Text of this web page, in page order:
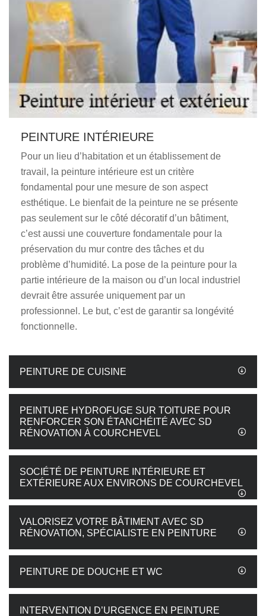
PEINTURE INTÉRIEURE
Pour un lieu d’habitation et un établissement de
travail, la peinture intérieure est un critère
fondamental pour une mesure de son aspect
esthétique. Le bienfait de la peinture ne se présente
pas seulement sur le côté décoratif d’un bâtiment,
c’est aussi une couverture fondamentale pour la
préservation du mur contre des tâches et du
problème d’humidité. La pose de la peinture pour la
partie intérieure de la maison ou d’un local industriel
devrait être assurée uniquement par un
professionnel. Le but, c’est de garantir sa longévité
fonctionnelle.
PEINTURE DE CUISINE
PEINTURE HYDROFUGE SUR TOITURE POUR
RENFORCER SON ÉTANCHÉITÉ AVEC SD
RÉNOVATION À COURCHEVEL
SOCIÉTÉ DE PEINTURE INTÉRIEURE ET
EXTÉRIEURE AUX ENVIRONS DE COURCHEVEL
VALORISEZ VOTRE BÂTIMENT AVEC SD
RÉNOVATION, SPÉCIALISTE EN PEINTURE
PEINTURE DE DOUCHE ET WC
INTERVENTION D’URGENCE EN PEINTURE